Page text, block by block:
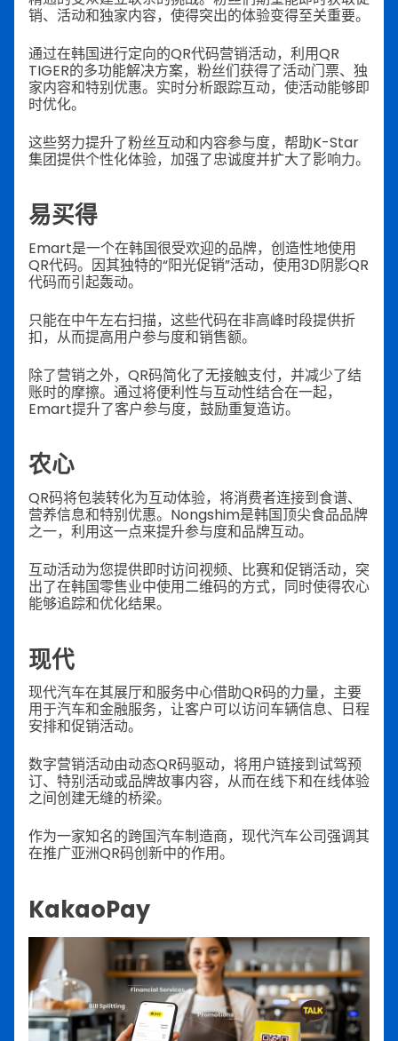
销、活动和独家内容，使得突出的体验变得至关重要。
通过在韩国进行定向的QR代码营销活动，利用QR
TIGER的多功能解决方案，粉丝们获得了活动门票、独
家内容和特别优惠。实时分析跟踪互动，使活动能够即
时优化。
这些努力提升了粉丝互动和内容参与度，帮助K-Star
集团提供个性化体验，加强了忠诚度并扩大了影响力。
易买得
Emart是一个在韩国很受欢迎的品牌，创造性地使用
QR代码。因其独特的“阳光促销”活动，使用3D阴影QR
代码而引起轰动。
只能在中午左右扫描，这些代码在非高峰时段提供折
扣，从而提高用户参与度和销售额。
除了营销之外，QR码简化了无接触支付，并减少了结
账时的摩擦。通过将便利性与互动性结合在一起，
Emart提升了客户参与度，鼓励重复造访。
农心
QR码将包装转化为互动体验，将消费者连接到食谱、
营养信息和特别优惠。Nongshim是韩国顶尖食品品牌
之一，利用这一点来提升参与度和品牌互动。
互动活动为您提供即时访问视频、比赛和促销活动，突
出了在韩国零售业中使用二维码的方式，同时使得农心
能够追踪和优化结果。
现代
现代汽车在其展厅和服务中心借助QR码的力量，主要
用于汽车和金融服务，让客户可以访问车辆信息、日程
安排和促销活动。
数字营销活动由动态QR码驱动，将用户链接到试驾预
订、特别活动或品牌故事内容，从而在线下和在线体验
之间创建无缝的桥梁。
作为一家知名的跨国汽车制造商，现代汽车公司强调其
在推广亚洲QR码创新中的作用。
KakaoPay